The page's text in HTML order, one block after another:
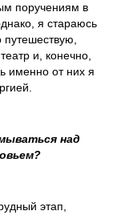
поручениям в
я стараюсь
и, конечно,
именно от них я
над
этап,